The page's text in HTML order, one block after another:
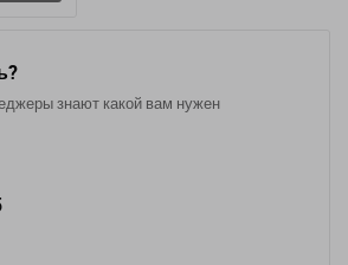
знают какой вам нужен